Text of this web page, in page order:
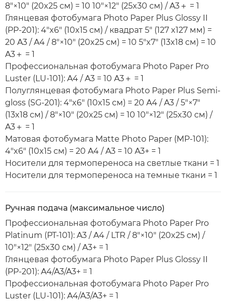
8"×10" (20x25 см) = 10 10"×12" (25x30 см) / A3＋ = 1
Глянцевая фотобумага Photo Paper Plus Glossy II
(PP-201): 4"x6" (10x15 см) / квадрат 5" (127 x127 мм) =
20 A3 / A4 / 8"×10" (20x25 см) = 10 5"x7" (13x18 см) = 10
A3＋ = 1
Профессиональная фотобумага Photo Paper Pro
Luster (LU-101): A4 / A3 = 10 A3＋ = 1
Полуглянцевая фотобумага Photo Paper Plus Semi-
gloss (SG-201): 4"x6" (10x15 см) = 20 A4 / A3 / 5"×7"
(13x18 см) / 8"×10" (20x25 см) = 10 10"×12" (25x30 см) /
A3＋ = 1
Матовая фотобумага Matte Photo Paper (MP-101):
4"x6" (10x15 см) = 20 A4 / A3 = 10 A3+ = 1
Носители для термопереноса на светлые ткани = 1
Носители для термопереноса на темные ткани = 1
Ручная подача (максимальное число)
Профессиональная фотобумага Photo Paper Pro
Platinum (PT-101): A3 / A4 / LTR / 8"×10" (20x25 см) /
10"×12" (25x30 см) / A3+ = 1
Глянцевая фотобумага Photo Paper Plus Glossy II
(PP-201): A4/A3/A3+ = 1
Профессиональная фотобумага Photo Paper Pro
Luster (LU-101): A4/A3/A3+ = 1